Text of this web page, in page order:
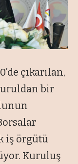
çıkarılan,
bir
iş örgütü
Kuruluş